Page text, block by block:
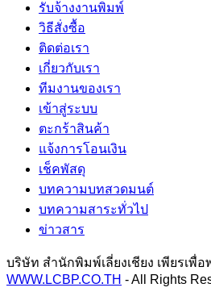
รับจ้างงานพิมพ์
วิธีสั่งซื้อ
ติดต่อเรา
เกี่ยวกับเรา
ทีมงานของเรา
เข้าสู่ระบบ
ตะกร้าสินค้า
แจ้งการโอนเงิน
เช็คพัสดุ
บทความบทสวดมนต์
บทความสาระทั่วไป
ข่าวสาร
บริษัท สำนักพิมพ์เลี่ยงเชียง เพียรเพื่
WWW.LCBP.CO.TH - All Rights